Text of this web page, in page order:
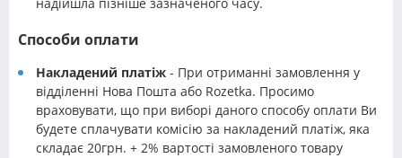
Способи оплати
Накладений платіж - При отриманні замовлення у
відділенні Нова Пошта або Rozetka. Просимо
враховувати, що при виборі даного способу оплати Ви
будете сплачувати комісію за накладений платіж, яка
складає 20грн. + 2% вартості замовленого товару